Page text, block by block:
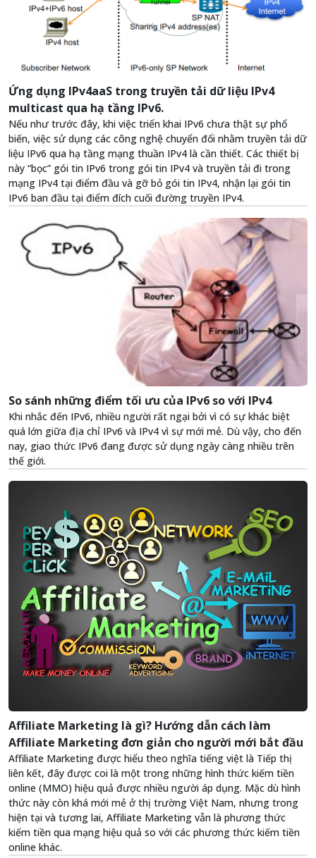
Ứng dụng IPv4aaS trong truyền tải dữ liệu IPv4
multicast qua hạ tầng IPv6.
Nếu như trước đây, khi việc triển khai IPv6 chưa thật sự phổ
biến, việc sử dụng các công nghệ chuyển đổi nhằm truyền tải dữ
liệu IPv6 qua hạ tầng mạng thuần IPv4 là cần thiết. Các thiết bị
này “bọc” gói tin IPv6 trong gói tin IPv4 và truyền tải đi trong
mạng IPv4 tại điểm đầu và gỡ bỏ gói tin IPv4, nhận lại gói tin
IPv6 ban đầu tại điểm đích cuối đường truyền IPv4.
So sánh những điểm tối ưu của IPv6 so với IPv4
Khi nhắc đến IPv6, nhiều người rất ngại bởi vì có sự khác biệt
quá lớn giữa địa chỉ IPv6 và IPv4 vì sự mới mẻ. Dù vậy, cho đến
nay, giao thức IPv6 đang được sử dụng ngày càng nhiều trên
thế giới.
Affiliate Marketing là gì? Hướng dẫn cách làm
Affiliate Marketing đơn giản cho người mới bắt đầu
Affiliate Marketing được hiểu theo nghĩa tiếng việt là Tiếp thị
liên kết, đây được coi là một trong những hình thức kiếm tiền
online (MMO) hiệu quả được nhiều người áp dụng. Mặc dù hình
thức này còn khá mới mẻ ở thị trường Việt Nam, nhưng trong
hiện tại và tương lai, Affiliate Marketing vẫn là phương thức
kiếm tiền qua mạng hiệu quả so với các phương thức kiếm tiền
online khác.